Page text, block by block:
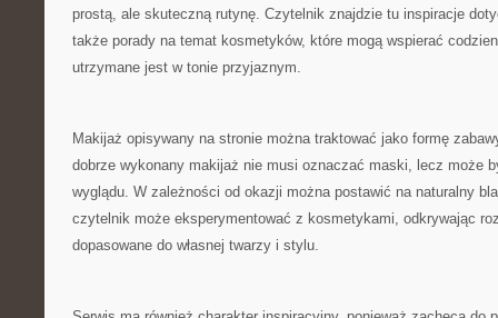
prostą, ale skuteczną rutynę. Czytelnik znajdzie tu inspiracje
także porady na temat kosmetyków, które mogą wspierać
utrzymane jest w tonie przyjaznym.
Makijaż opisywany na stronie można traktować jako formę
dobrze wykonany makijaż nie musi oznaczać maski, lecz może
wyglądu. W zależności od okazji można postawić na naturalny
czytelnik może eksperymentować z kosmetykami, odkrywając
dopasowane do własnej twarzy i stylu.